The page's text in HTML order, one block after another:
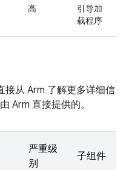
高
引导加
载程序
接从 Arm 了解更多详细信
Arm 直接提供的。
严重级
别
子组件